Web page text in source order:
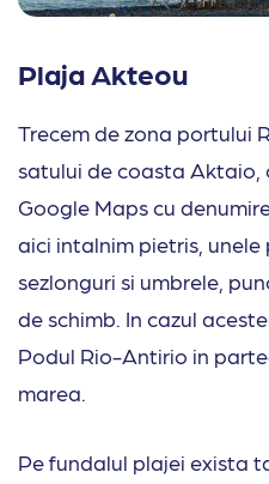
Plaja Akteou
Trecem de zona portului
satului de coasta Aktaio,
Google Maps cu
aici intalnim pietris,
sezlonguri si umbrele,
de schimb. In cazul
Podul Rio-Antirio in
marea.
Pe fundalul plajei exista